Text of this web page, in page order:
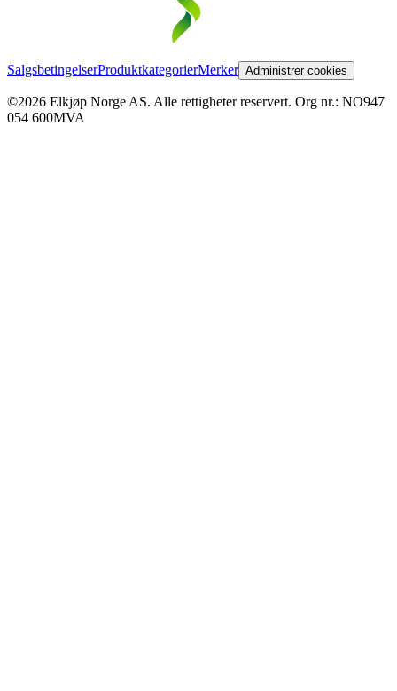
SalgsbetingelserProduktkategorierMerker Administrer cookies
©2026 Elkjøp Norge AS. Alle rettigheter reservert. Org nr.: NO947
054 600MVA